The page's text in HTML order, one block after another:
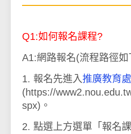
Q1:如何報名課程?
A1:網路報名(流程路徑如
1. 報名先進入推廣教育
(https://
spx)。
2. 點選上方選單 「報名